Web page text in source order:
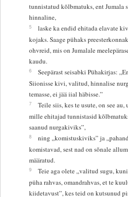
tunnistatud kõlbmatuks, ent Jumala
hinnaline,
5
laske ka endid ehitada elavate
kojaks. Saage pühaks
ohvreid, mis on Jumalale
kaudu.
6
Seepärast seisabki Pühakirjas:
Siionisse kivi, valitud, hinnalise
temasse, ei jää iial häbisse.”
7
Teile siis, kes te usute, on see
mille ehitajad tunnistasid
saanud nurgakiviks”,
8
ning „komistuskiviks” ja
komistavad, sest nad on sõnale
määratud.
9
Teie aga olete „valitud sugu,
püha rahvas, omandrahvas, et te
kiidetavust”, kes teid on kutsunud